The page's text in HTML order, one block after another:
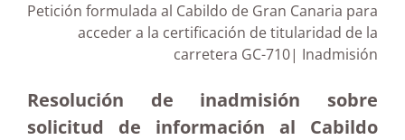
Petición formulada al Cabildo de Gran Canaria para
acceder a la certificación de titularidad de la
carretera GC-710| Inadmisión
Resolución de inadmisión sobre
solicitud de información al Cabildo